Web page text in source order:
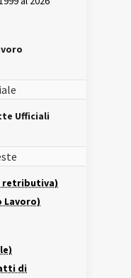
Ufficiali
retributiva)
Lavoro)
di